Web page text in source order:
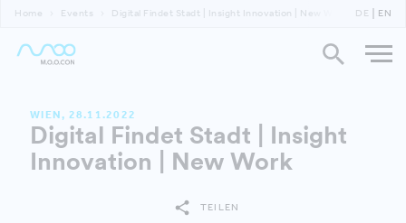
Home Events Digital Findet Stadt | Insight Innovation | New Work DE EN
WIEN, 28.11.2022
Digital Findet Stadt | Insight
Innovation | New Work
TEILEN